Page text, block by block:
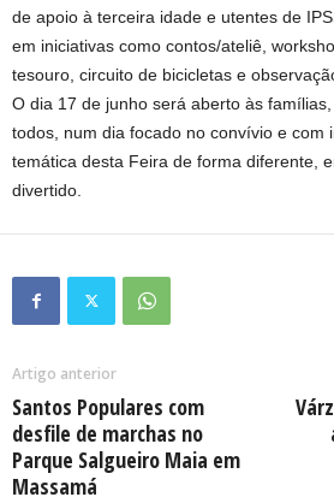
de apoio à terceira idade e utentes de
em iniciativas como contos/ateliê,
tesouro, circuito de bicicletas e
O dia 17 de junho será aberto às
todos, num dia focado no convívio e com
temática desta Feira de forma diferente,
divertido.
Artigo anterior
Santos Populares com
desfile de marchas no
Parque Salgueiro Maia em
Massamá